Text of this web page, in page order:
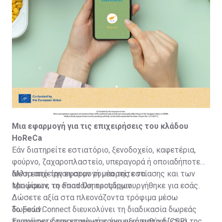
Μια εφαρμογή για τις επιχειρήσεις του κλάδου
HoReCa
Εάν διατηρείτε εστιατόριο, ξενοδοχείο, καφετέρια,
φούρνο, ζαχαροπλαστείο, υπεραγορά ή οποιαδήποτε
άλλη επιχείρηση στον τομέα της εστίασης και των
τροφίμων, το Food Connect δημιουργήθηκε για εσάς.
Μέσα από την εφαρμογή μπορείτε να:
Μειώσετε τη σπατάλη τροφίμων.
Δώσετε αξία στα πλεονάζοντα τρόφιμα μέσω
δωρεών.
Το Food Connect διευκολύνει τη διαδικασία δωρεάς